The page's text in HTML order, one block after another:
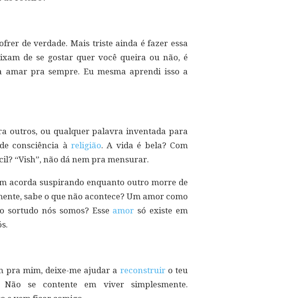
de verdade. Mais triste ainda é fazer essa
de se gostar quer você queira ou não, é
pra sempre. Eu mesma aprendi isso a
outros, ou qualquer palavra inventada para
consciência à religião. A vida é bela? Com
“Vish”, não dá nem pra mensurar.
acorda suspirando enquanto outro morre de
sabe o que não acontece? Um amor como
sortudo nós somos? Esse amor só existe em
pra mim, deixe-me ajudar a reconstruiro teu
se contente em viver simplesmente.